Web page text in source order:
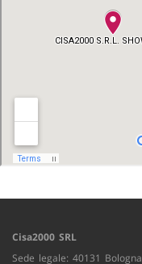
Cisa2000 SRL
Sede legale: 40131